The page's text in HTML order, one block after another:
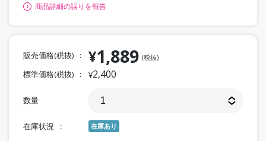
商品詳細の誤りを報告
販売価格(税抜) ¥1,889 (税抜)
標準価格(税抜) ¥2,400
数量
在庫状況 在庫あり